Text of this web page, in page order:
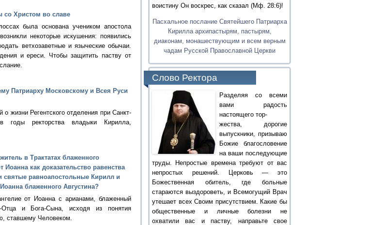
со Христом во славе
была основана учеником апостола
некоторые искушения: появились
ветхозаветные и языческие обычаи.
и ереси. Чтобы защитить паству от
Патриарху Московскому и Всея Руси
жизни Регентского отделения при Санкт-
годы ректорства владыки Кирилла,
в Трактатах блаженного
Иоанна как доказательство равенства
равноапостольные Кирилл и
блаженного Августина?
от Иоанна с арианами, блаженный
Отца и Бога-Сына, исходя из понятия
ставшему Человеком.
воистину Он воскрес, как сказал (Мф. 28:6)!
Пасхальное послание Святейшего Патриарха
Кирилла архипастырям, пастырям,
диаконам, монашествующим и всем верным
чадам Русской Православной Церкви
Слово Ректора
Разделяя со всеми
вами радость
настоящего тор-
жества, дорогие
выпускники, призываю
Божие благословение
на ваши последующие
труды. Непростые времена требуют от вас
непростых решений. Церковь — это
Божественная обитель, где больные
стараются выздороветь, и Всемогущий Врач
утешает всех Своим присутствием. Какие бы
общественные и личные болезни не
охватили вас и паству, направьте свое